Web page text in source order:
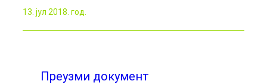
13. јул 2018. год.
Преузми документ